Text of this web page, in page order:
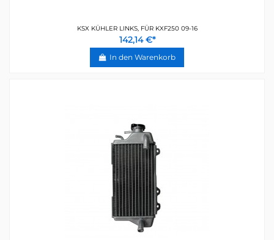
KSX KÜHLER LINKS, FÜR KXF250 09-16
142,14 €*
In den Warenkorb